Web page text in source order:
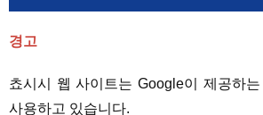
경고
쵸시시 웹 사이트는 Google이 제공하
사용하고 있습니다.